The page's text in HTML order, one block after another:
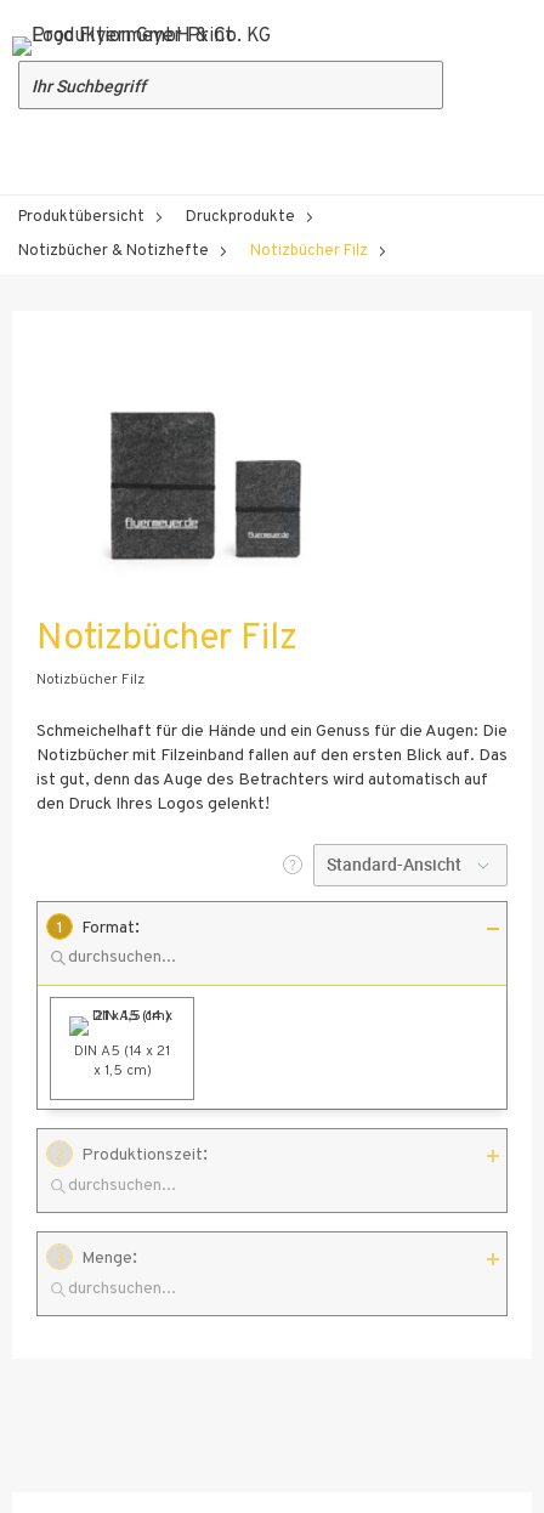
Produktübersicht
Druckprodukte
Notizbücher & Notizhefte
Notizbücher Filz
Notizbücher Filz
Notizbücher Filz
Schmeichelhaft für die Hände und ein Genuss für die Augen: Die
Notizbücher mit Filzeinband fallen auf den ersten Blick auf. Das
ist gut, denn das Auge des Betrachters wird automatisch auf
den Druck Ihres Logos gelenkt!
1 Format:
DIN A5 (14 x 21
x 1,5 cm)
2 Produktionszeit:
Standard
3 Menge: